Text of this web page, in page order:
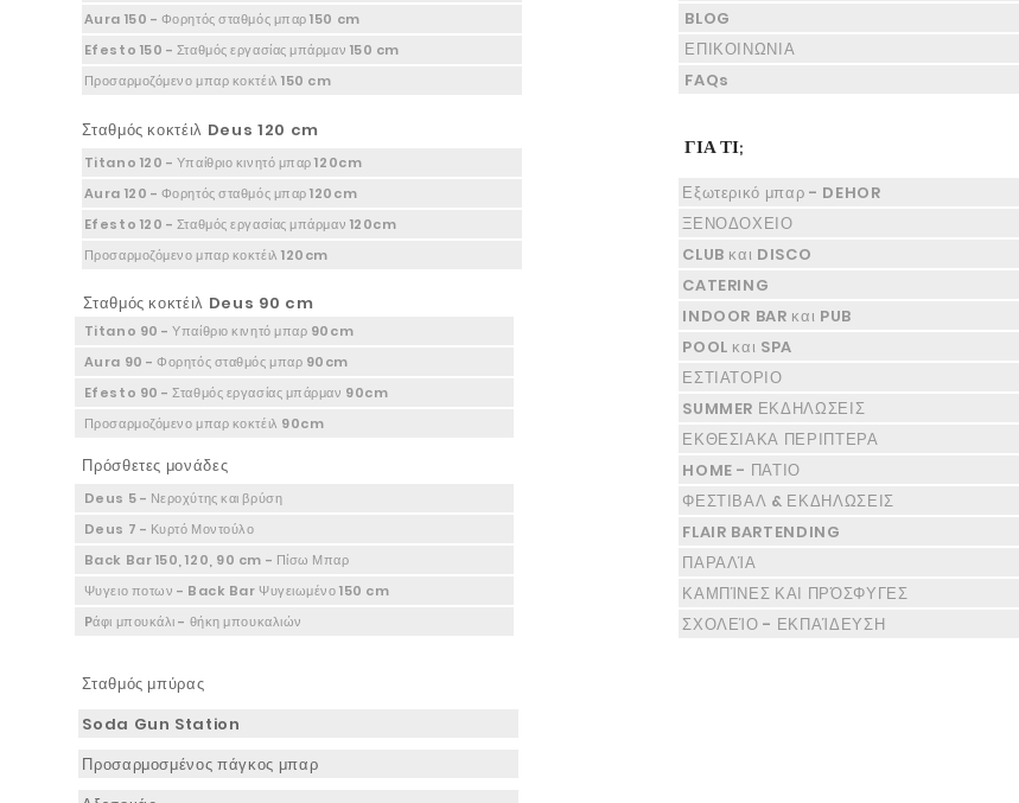
Aura 150 - Φορητός σταθμός μπαρ 150 cm
Efesto 150 - Σταθμός εργασίας μπάρμαν 150 cm
Προσαρμοζόμενο μπαρ κοκτέιλ 150 cm
Σταθμός κοκτέιλ Deus 120 cm
Titano 120 - Υπαίθριο κινητό μπαρ 120cm
Aura 120 - Φορητός σταθμός μπαρ 120cm
Efesto 120 - Σταθμός εργασίας μπάρμαν 120cm
Προσαρμοζόμενο μπαρ κοκτέιλ 120cm
Σταθμός κοκτέιλ Deus 90 cm
Titano 90 - Υπαίθριο κινητό μπαρ 90cm
Aura 90 - Φορητός σταθμός μπαρ 90cm
Efesto 90 - Σταθμός εργασίας μπάρμαν 90cm
Προσαρμοζόμενο μπαρ κοκτέιλ 90cm
Πρόσθετες μονάδες
Deus 5 - Νεροχύτης και βρύση
Deus 7 - Κυρτό Μοντούλο
Back Bar 150, 120, 90 cm - Πίσω Μπαρ
Ψυγειο ποτων - Back Bar Ψυγειωμένο 150 cm
Pάφι μπουκάλι - θήκη μπουκαλιών
Σταθμός μπύρας
Soda Gun Station
Προσαρμοσμένος πάγκος μπαρ
BLOG
ΕΠΙΚΟΙΝΩΝΙΑ
FAQs
ΓΙΑ ΤΙ;
Εξωτερικό μπαρ - DEHOR
ΞΕΝΟΔΟΧΕΙΟ
CLUB και DISCO
CATERING
INDOOR BAR και PUB
POOL και SPA
ΕΣΤΙΑΤΟΡΙΟ
SUMMER ΕΚΔΗΛΩΣΕΙΣ
ΕΚΘΕΣΙΑΚΑ ΠΕΡΙΠΤΕΡΑ
HOME - ΠΑΤΙΟ
ΦΕΣΤΙΒΑΛ & ΕΚΔΗΛΩΣΕΙΣ
FLAIR BARTENDING
ΠΑΡΑΛΊΑ
ΚΑΜΠΊΝΕΣ ΚΑΙ ΠΡΌΣΦΥΓΕΣ
ΣΧΟΛΕΊΟ - ΕΚΠΑΊΔΕΥΣΗ